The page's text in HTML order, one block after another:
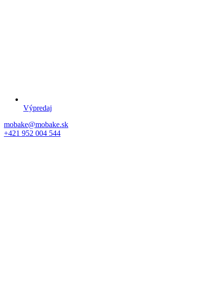
Výpredaj
mobake@mobake.sk
+421 952 004 544